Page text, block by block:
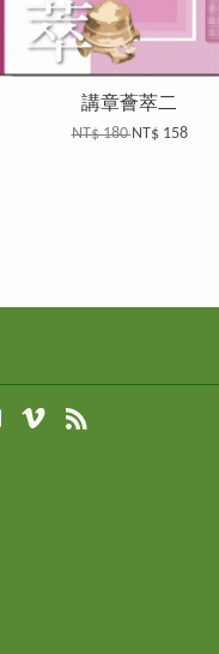
講章薈萃二
NT$ 180NT$ 158
YouTubeVimeo